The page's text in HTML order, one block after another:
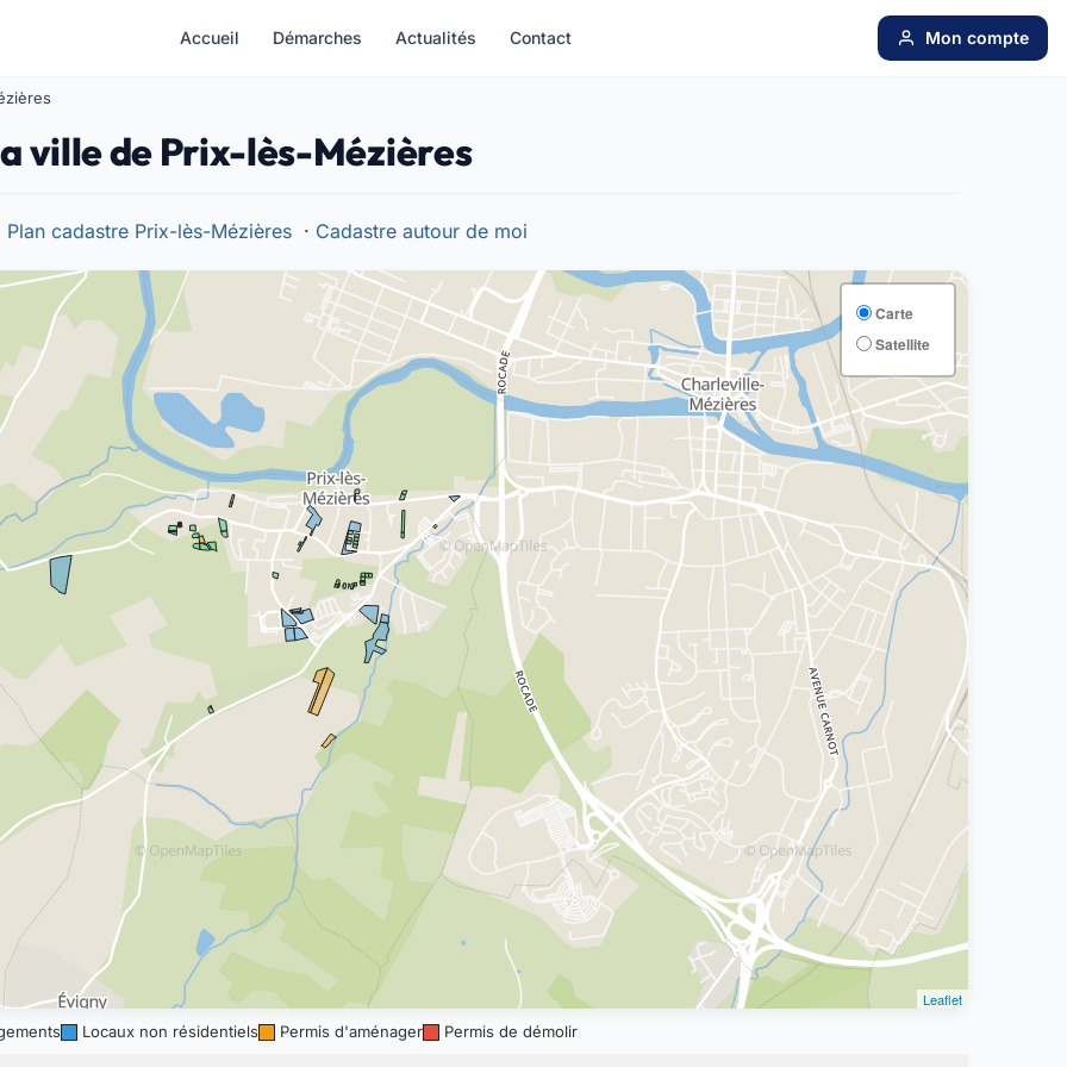
Accueil Démarches Actualités Contact Mon compte
ville de Prix-lès-Mézières
Plan cadastre Prix-lès-Mézières· Cadastre autour de moi
Carte
Satellite
Leaflet
Locaux non résidentiels Permis d'aménager Permis de démolir